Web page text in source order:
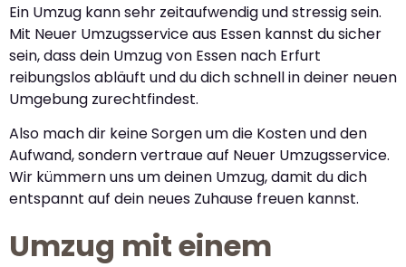
Ein Umzug kann sehr zeitaufwendig und stressig sein.
Mit Neuer Umzugsservice aus Essen kannst du sicher
sein, dass dein Umzug von Essen nach Erfurt
reibungslos abläuft und du dich schnell in deiner neuen
Umgebung zurechtfindest.
Also mach dir keine Sorgen um die Kosten und den
Aufwand, sondern vertraue auf Neuer Umzugsservice.
Wir kümmern uns um deinen Umzug, damit du dich
entspannt auf dein neues Zuhause freuen kannst.
Umzug mit einem